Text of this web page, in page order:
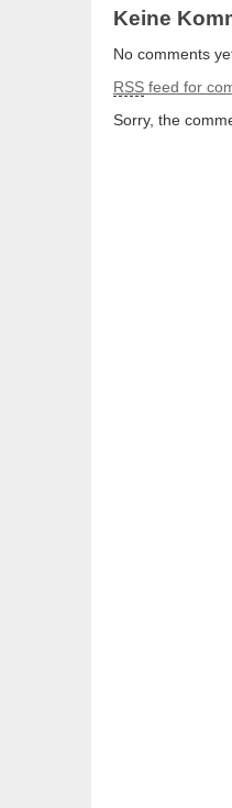
Keine
No comments
RSS feed for
Sorry, the